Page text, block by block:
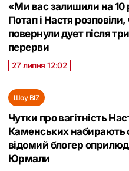
«Ми вас залишили на 10
Потап і Настя
повернули дует після
перерви
27 липня 12:02
Шоу BIZ
Чутки про вагітність
Каменських набирають
відомий блогер
Юрмали